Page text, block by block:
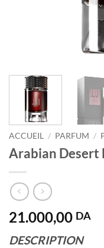
ACCUEIL / PARFUM /
Arabian Desert
21.000,00 DA
DESCRIPTION